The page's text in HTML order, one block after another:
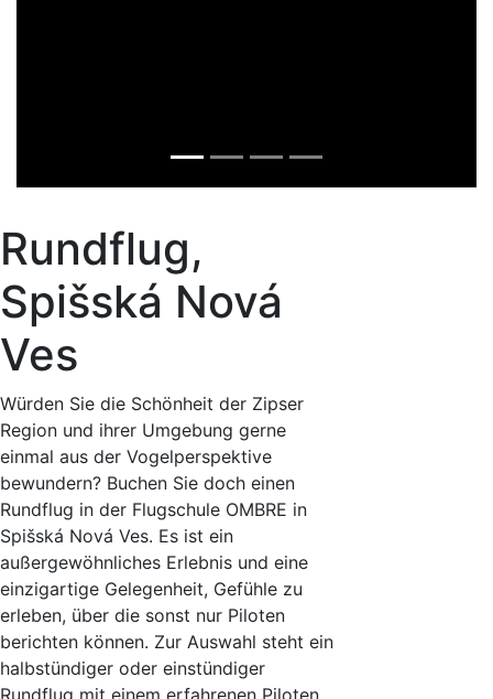
Rundflug,
Spišská Nová
Ves
Würden Sie die Schönheit der Zipser
Region und ihrer Umgebung gerne
einmal aus der Vogelperspektive
bewundern? Buchen Sie doch einen
Rundflug in der Flugschule OMBRE in
Spišská Nová Ves. Es ist ein
außergewöhnliches Erlebnis und eine
einzigartige Gelegenheit, Gefühle zu
erleben, über die sonst nur Piloten
berichten können. Zur Auswahl steht ein
halbstündiger oder einstündiger
Rundflug mit einem erfahrenen Piloten,